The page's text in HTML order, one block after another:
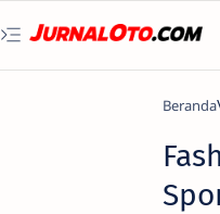
Beranda